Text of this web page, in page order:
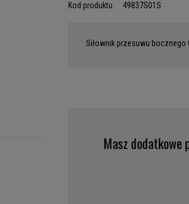
Kod produktu: 49837S01S
Siłownik przesuwu bocznego
Masz dodatkowe